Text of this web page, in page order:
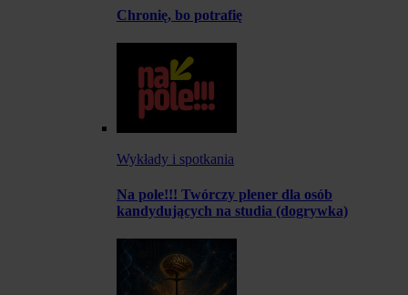
Chronię, bo potrafię
Wykłady i spotkania
Na pole!!! Twórczy plener dla osób
kandydujących na studia (dogrywka)